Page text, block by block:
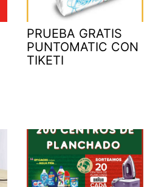
PRUEBA GRATIS
PUNTOMATIC CON
TIKETI